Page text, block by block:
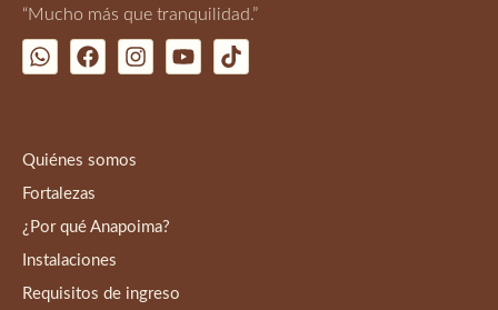
“Mucho más que tranquilidad.”
Quiénes somos
Fortalezas
¿Por qué Anapoima?
Instalaciones
Requisitos de ingreso​